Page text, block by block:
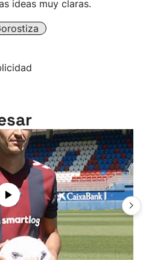
ideas muy claras.